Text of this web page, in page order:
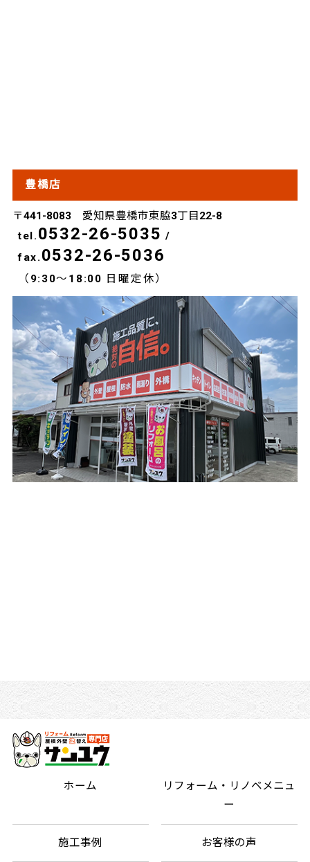
豊橋店
〒441-8083 愛知県豊橋市東脇3丁目22-8
tel. 0532-26-5035 /
fax. 0532-26-5036
（9:30～18:00 日曜定休）
ホーム
リフォーム・リノベメニュ
ー
施工事例 お客様の声